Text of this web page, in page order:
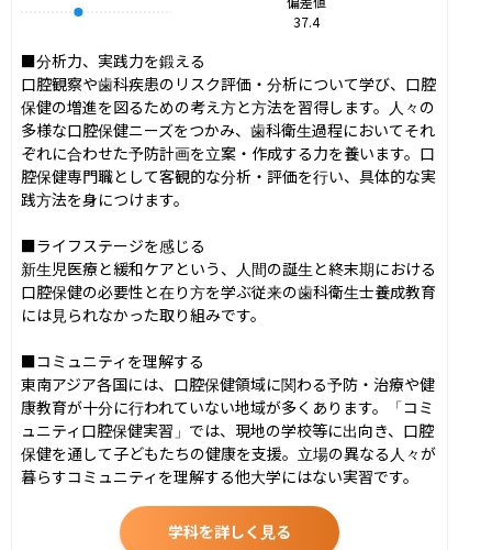
37.4
■分析力、実践力を鍛える
口腔観察や歯科疾患のリスク評価・分析について学び、口腔
保健の増進を図るための考え方と方法を習得します。人々の
多様な口腔保健ニーズをつかみ、歯科衛生過程においてそれ
ぞれに合わせた予防計画を立案・作成する力を養います。口
腔保健専門職として客観的な分析・評価を行い、具体的な実
践方法を身につけます。
■ライフステージを感じる
新生児医療と緩和ケアという、人間の誕生と終末期における
口腔保健の必要性と在り方を学ぶ従来の歯科衛生士養成教育
には見られなかった取り組みです。
■コミュニティを理解する
東南アジア各国には、口腔保健領域に関わる予防・治療や健
康教育が十分に行われていない地域が多くあります。「コミ
ュニティ口腔保健実習」では、現地の学校等に出向き、口腔
保健を通して子どもたちの健康を支援。立場の異なる人々が
暮らすコミュニティを理解する他大学にはない実習です。
学科を詳しく見る